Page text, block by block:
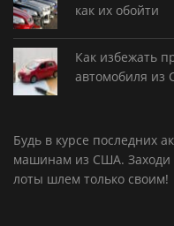
как их обойти
Как избежать
автомобиля из
Будь в курсе последних
машинам из США.
лоты шлем только своим!